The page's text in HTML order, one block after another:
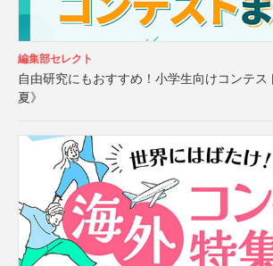
編集部セレクト
自由研究にもおすすめ！小学生向けコンテス
夏》